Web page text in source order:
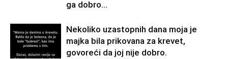
ga dobro...
Nekoliko uzastopnih dana moja je
majka bila prikovana za krevet,
govoreći da joj nije dobro.